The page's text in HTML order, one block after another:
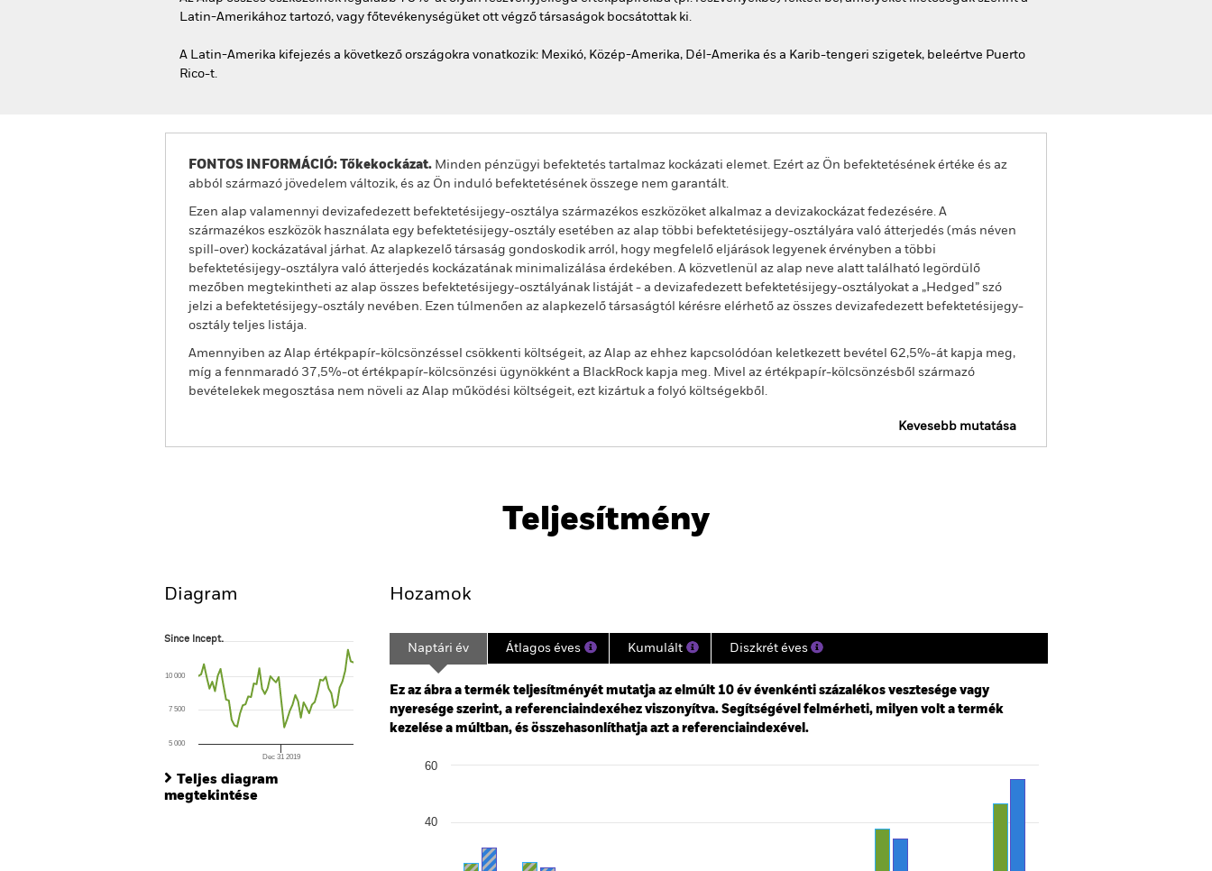
Latin-Amerikához tartozó, vagy főtevékenységüket ott végző társaságok bocsátottak ki.
A Latin-Amerika kifejezés a következő országokra vonatkozik: Mexikó, Közép-Amerika, Dél-Amerika és a Karib-tengeri szigetek, beleértve Puerto
Rico-t.
FONTOS INFORMÁCIÓ: Tőkekockázat. Minden pénzügyi befektetés tartalmaz kockázati elemet. Ezért az Ön befektetésének értéke és az
abból származó jövedelem változik, és az Ön induló befektetésének összege nem garantált.
Ezen alap valamennyi devizafedezett befektetésijegy-osztálya származékos eszközöket alkalmaz a devizakockázat fedezésére. A
származékos eszközök használata egy befektetésijegy-osztály esetében az alap többi befektetésijegy-osztályára való átterjedés (más néven
spill-over) kockázatával járhat. Az alapkezelő társaság gondoskodik arról, hogy megfelelő eljárások legyenek érvényben a többi
befektetésijegy-osztályra való átterjedés kockázatának minimalizálása érdekében. A közvetlenül az alap neve alatt található legördülő
mezőben megtekintheti az alap összes befektetésijegy-osztályának listáját - a devizafedezett befektetésijegy-osztályokat a „Hedged” szó
jelzi a befektetésijegy-osztály nevében. Ezen túlmenően az alapkezelő társaságtól kérésre elérhető az összes devizafedezett befektetésijegy-
osztály teljes listája.
Amennyiben az Alap értékpapír-kölcsönzéssel csökkenti költségeit, az Alap az ehhez kapcsolódóan keletkezett bevétel 62,5%-át kapja meg,
míg a fennmaradó 37,5%-ot értékpapír-kölcsönzési ügynökként a BlackRock kapja meg. Mivel az értékpapír-kölcsönzésből származó
bevételekek megosztása nem növeli az Alap működési költségeit, ezt kizártuk a folyó költségekből.
Kevesebb mutatása
Kulcsjelentőségű Tények Portfólió-Menedzserek
Teljesítmény
Diagram
Since Incept.
The chart has 1 X axis displaying Time. Range: 2012-07-01 00:00:00 to 2026-07-31 00:00:00.
The chart has 1 Y axis displaying values. Range: -50 to 25.
Since Incept.
Dec 31 2019
10 000
5 000
7 500
Teljes diagram
megtekintése
Hozamok
Naptári év Átlagos éves Kumulált Diszkrét éves
Ez az ábra a termék teljesítményét mutatja az elmúlt 10 év évenkénti százalékos vesztesége vagy
nyeresége szerint, a referenciaindexéhez viszonyítva. Segítségével felmérheti, milyen volt a termék
kezelése a múltban, és összehasonlíthatja azt a referenciaindexével.
Bar chart with 2 data series.
40
60